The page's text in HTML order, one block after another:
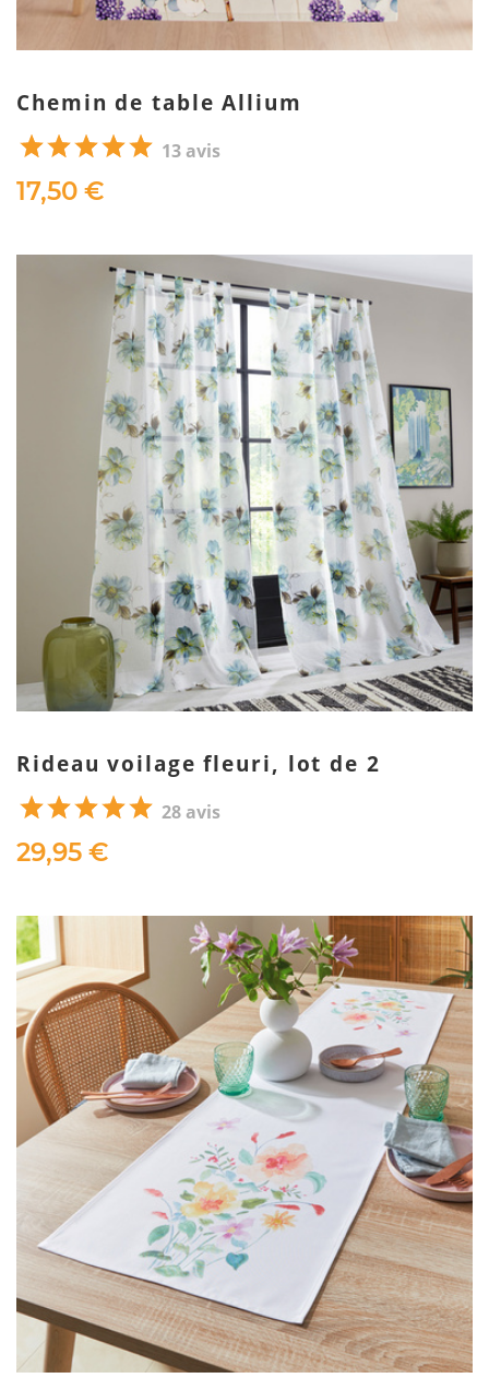
Chemin de table Allium
13 avis
17,50 €
Rideau voilage fleuri, lot de 2
28 avis
29,95 €